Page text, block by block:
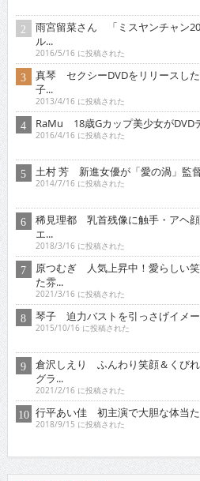
雨宮留菜さん 「ミスヤンチャン
ル...
2016/5/16 に投稿された
真琴 セクシーDVDをリリースし
子...
2013/4/16 に投稿された
RaMu 18歳Gカップ美少女がDVD
2016/4/16 に投稿された
土村 芳 新進女優が「愛の渦」監
2014/7/16 に投稿された
稀見理都 乳首残像に触手・アヘ
エ...
2018/3/16 に投稿された
原つむぎ 人気上昇中！愛らしい
た雰...
2021/3/16 に投稿された
琴子 迫力バストを引っさげイメー
2015/10/16 に投稿された
倉沢しえり ふんわり笑顔＆くび
グラ...
2021/2/16 に投稿された
行平あい佳 初主演で大胆な体当
2018/9/15 に投稿された